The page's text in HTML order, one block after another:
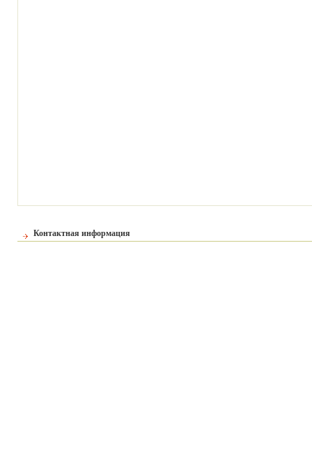
Контактная информация